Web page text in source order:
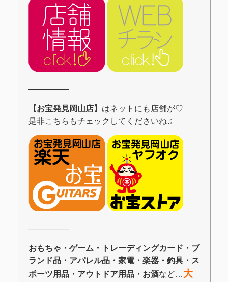
―――――
【お宝発見岡山店】 はネットにも店舗が♡
是非こちらもチェックしてくださいね♫
―――――
おもちゃ・ゲーム・トレーディングカード・ブ
ランド品・アパレル品・家電・楽器・釣具・ス
ポーツ用品・アウトドア用品・お酒など…大